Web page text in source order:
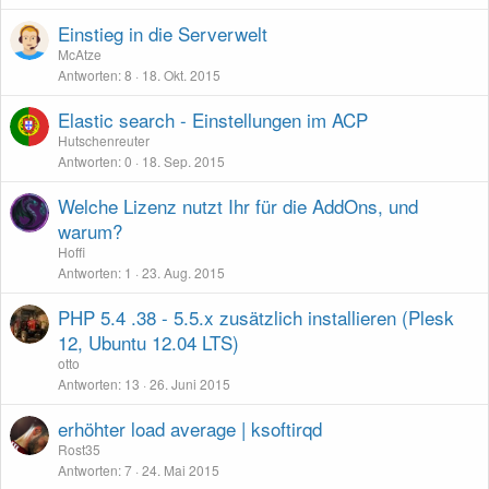
Einstieg in die Serverwelt
McAtze
Antworten 8 18. Okt. 2015
Elastic search - Einstellungen im ACP
Hutschenreuter
Antworten 0 18. Sep. 2015
Welche Lizenz nutzt Ihr für die AddOns, und
warum?
Hoffi
Antworten 1 23. Aug. 2015
PHP 5.4 .38 - 5.5.x zusätzlich installieren (Plesk
12, Ubuntu 12.04 LTS)
otto
Antworten 13 26. Juni 2015
erhöhter load average | ksoftirqd
Rost35
Antworten 7 24. Mai 2015